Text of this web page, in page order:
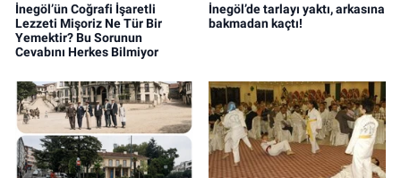
İnegöl’ün Coğrafi İşaretli
Lezzeti Mişoriz Ne Tür Bir
Yemektir? Bu Sorunun
Cevabını Herkes Bilmiyor
İnegöl’de tarlayı yaktı, arkasına
bakmadan kaçtı!